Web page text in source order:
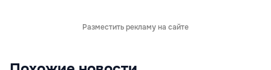
Разместить рекламу на сайте